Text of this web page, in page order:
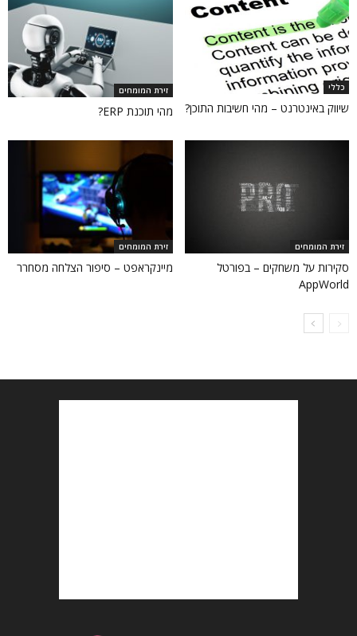
כללי
שיווק באינטרנט – מהי חשיבות התוכן?
זירת המומחים
מהי תוכנת ERP?
זירת המומחים
סקירות על משחקים – בפורטל
AppWorld
זירת המומחים
מיינקראפט – סיפור הצלחה מסחרר